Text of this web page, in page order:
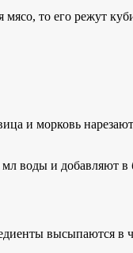
то его режут
и морковь
воды и добавляют
высыпаются